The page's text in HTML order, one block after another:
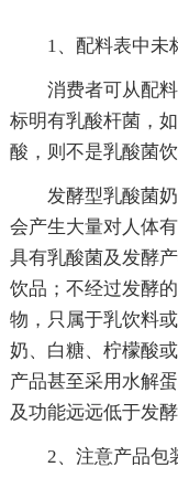
1、配料表中未
消费者可从配
标明有乳酸杆菌，
酸，则不是乳酸菌饮
发酵型乳酸菌
会产生大量对人体
具有乳酸菌及发酵
饮品；不经过发酵
物，只属于乳饮料
奶、白糖、柠檬酸
产品甚至采用水解
及功能远远低于发
2、注意产品包